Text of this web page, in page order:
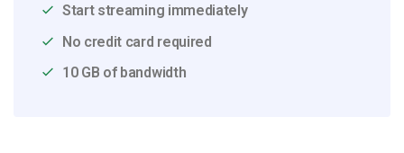
Start streaming immediately
No credit card required
10 GB of bandwidth